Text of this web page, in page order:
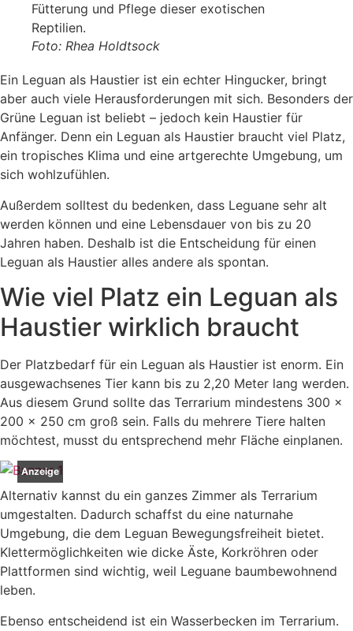
Foto: Rhea Holdtsock
Ein Leguan als Haustier ist ein echter Hingucker, bringt
aber auch viele Herausforderungen mit sich. Besonders der
Grüne Leguan ist beliebt – jedoch kein Haustier für
Anfänger. Denn ein Leguan als Haustier braucht viel Platz,
ein tropisches Klima und eine artgerechte Umgebung, um
sich wohlzufühlen.
Außerdem solltest du bedenken, dass Leguane sehr alt
werden können und eine Lebensdauer von bis zu 20
Jahren haben. Deshalb ist die Entscheidung für einen
Leguan als Haustier alles andere als spontan.
Wie viel Platz ein Leguan als
Haustier wirklich braucht
Der Platzbedarf für ein Leguan als Haustier ist enorm. Ein
ausgewachsenes Tier kann bis zu 2,20 Meter lang werden.
Aus diesem Grund sollte das Terrarium mindestens 300 x
200 x 250 cm groß sein. Falls du mehrere Tiere halten
möchtest, musst du entsprechend mehr Fläche einplanen.
Anzeige
Alternativ kannst du ein ganzes Zimmer als Terrarium
umgestalten. Dadurch schaffst du eine naturnahe
Umgebung, die dem Leguan Bewegungsfreiheit bietet.
Klettermöglichkeiten wie dicke Äste, Korkröhren oder
Plattformen sind wichtig, weil Leguane baumbewohnend
leben.
Ebenso entscheidend ist ein Wasserbecken im Terrarium.